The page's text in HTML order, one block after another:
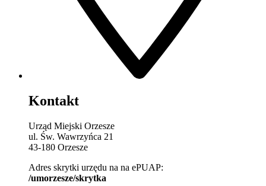
Kontakt
Urząd Miejski Orzesze
ul. Św. Wawrzyńca 21
43-180 Orzesze
Adres skrytki urzędu na na ePUAP:
/umorzesze/skrytka